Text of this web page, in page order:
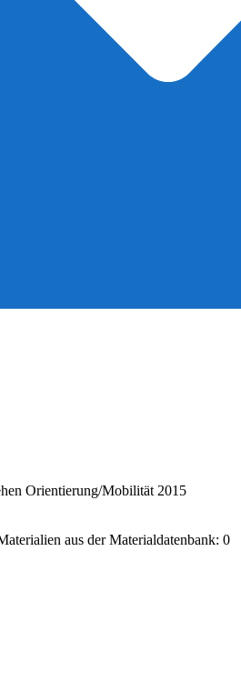
Orientierung/Mobilität 2015
aus der Materialdatenbank: 0